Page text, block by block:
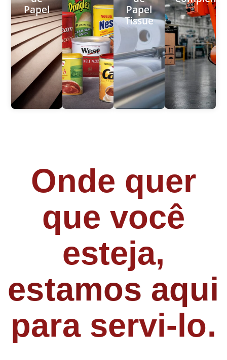
Papel
Papel
Tissue
Onde quer
que você
esteja,
estamos aqui
para servi-lo.